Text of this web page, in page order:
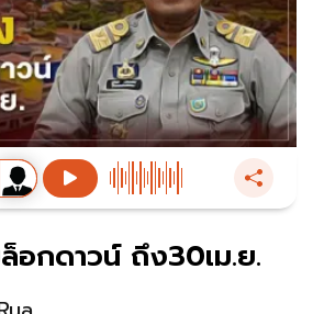
กดาวน์ ถึง30เม.ย.